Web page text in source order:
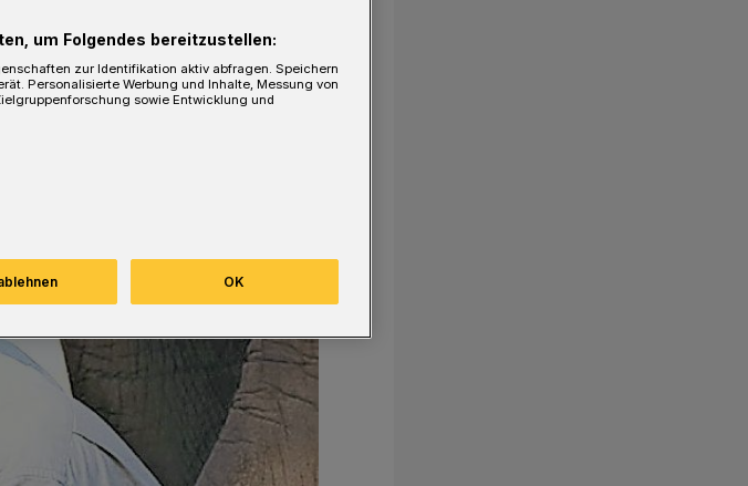
um Folgendes bereitzustellen:
zur Identifikation aktiv abfragen. Speichern
Personalisierte Werbung und Inhalte, Messung von
sowie Entwicklung und
OK